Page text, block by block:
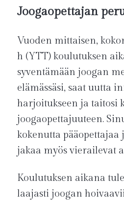
Joogaopettajan
Vuoden mittaisen,
h (YTT) koulutuksen
syventämään joogan
elämässäsi, saat uutta
harjoitukseen ja taitosi
joogaopettajuuteen.
kokenutta pääopettajaa
jakaa myös vierailevat
Koulutuksen aikana
laajasti joogan